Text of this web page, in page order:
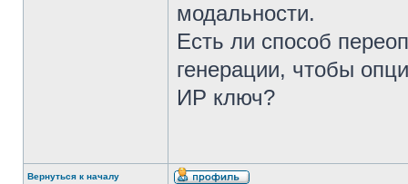
модальности.
Есть ли способ
генерации, чтобы
ИР ключ?
Вернуться к началу